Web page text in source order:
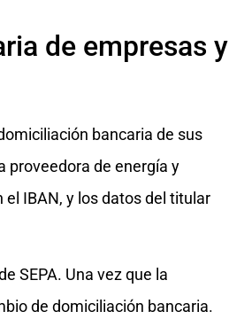
de empresas y
bancaria de sus
proveedora de energía y
IBAN, y los datos del titular
SEPA. Una vez que la
de domiciliación bancaria.